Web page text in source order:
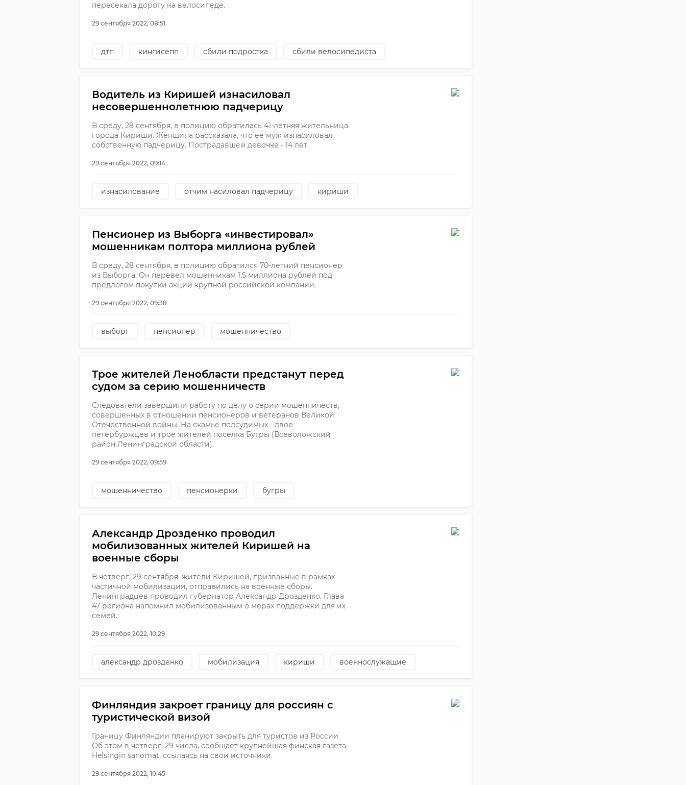
пересекала дорогу на велосипеде.
29 сентября 2022, 08:51
дтп кингисепп сбили подростка сбили велосипедиста
Водитель из Киришей изнасиловал
несовершеннолетнюю падчерицу
В среду, 28 сентября, в полицию обратилась 41-летняя жительница
города Кириши. Женщина рассказала, что ее муж изнасиловал
собственную падчерицу. Пострадавшей девочке - 14 лет.
29 сентября 2022, 09:14
изнасилование отчим насиловал падчерицу кириши
Пенсионер из Выборга «инвестировал»
мошенникам полтора миллиона рублей
В среду, 28 сентября, в полицию обратился 70-летний пенсионер
из Выборга. Он перевел мошенникам 1,5 миллиона рублей под
предлогом покупки акций крупной российской компании.
29 сентября 2022, 09:38
выборг пенсионер мошенничество
Трое жителей Ленобласти предстанут перед
судом за серию мошенничеств
Следователи завершили работу по делу о серии мошенничеств,
совершенных в отношении пенсионеров и ветеранов Великой
Отечественной войны. На скамье подсудимых - двое
петербуржцев и трое жителей поселка Бугры (Всеволожский
район Ленинградской области).
29 сентября 2022, 09:59
мошенничество пенсионерки бугры
Александр Дрозденко проводил
мобилизованных жителей Киришей на
военные сборы
В четверг, 29 сентября, жители Киришей, призванные в рамках
частичной мобилизации, отправились на военные сборы.
Ленинградцев проводил губернатор Александр Дрозденко. Глава
47 региона напомнил мобилизованным о мерах поддержки для их
семей.
29 сентября 2022, 10:29
александр дрозденко мобилизация кириши военнослужащие
Финляндия закроет границу для россиян с
туристической визой
Границу Финляндии планируют закрыть для туристов из России.
Об этом в четверг, 29 числа, сообщает крупнейшая финская газета
Helsingin sanomat, ссылаясь на свои источники.
29 сентября 2022, 10:45